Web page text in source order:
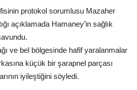
protokol sorumlusu Mazaher
açıklamada Hamaney’in sağlık
ve bel bölgesinde hafif yaralanmalar
küçük bir şarapnel parçası
iyileştiğini söyledi.